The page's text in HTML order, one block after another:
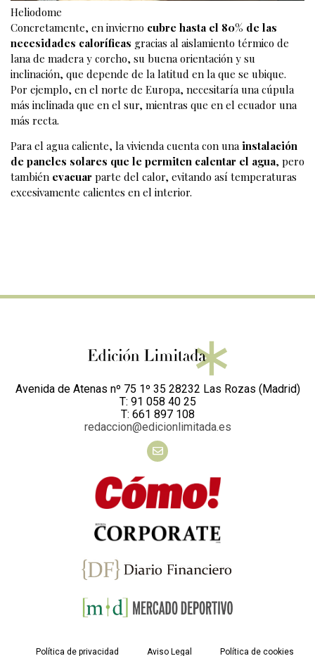
Heliodome
Concretamente, en invierno cubre hasta el 80% de las
necesidades caloríficas gracias al aislamiento térmico de
lana de madera y corcho, su buena orientación y su
inclinación, que depende de la latitud en la que se ubique.
Por ejemplo, en el norte de Europa, necesitaría una cúpula
más inclinada que en el sur, mientras que en el ecuador una
más recta.
Para el agua caliente, la vivienda cuenta con una instalación
de paneles solares que le permiten calentar el agua, pero
también evacuar parte del calor, evitando así temperaturas
excesivamente calientes en el interior.
Avenida de Atenas nº 75 1º 35 28232 Las Rozas (Madrid)
T: 91 058 40 25
T: 661 897 108
redaccion@edicionlimitada.es
Política de privacidad Aviso Legal Política de cookies